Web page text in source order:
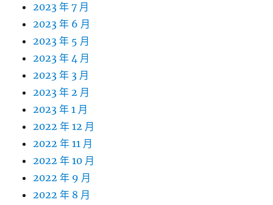
2023 年 7 月
2023 年 6 月
2023 年 5 月
2023 年 4 月
2023 年 3 月
2023 年 2 月
2023 年 1 月
2022 年 12 月
2022 年 11 月
2022 年 10 月
2022 年 9 月
2022 年 8 月